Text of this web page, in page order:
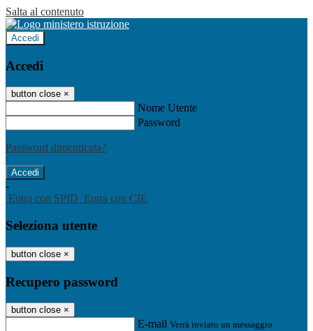
Salta al contenuto
Accedi
Accedi
button close ×
Nome Utente
Password
Password dimenticata?
-
Entra con SPID Entra con CIE
Seleziona utente
button close ×
Recupero password
button close ×
E-mail Verrà inviato un messaggio